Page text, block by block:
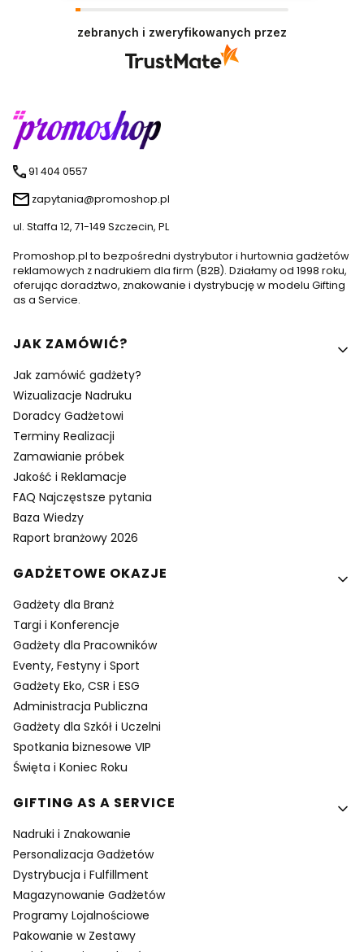
zebranych i zweryfikowanych przez
91 404 0557
zapytania@promoshop.pl
ul. Staffa 12, 71-149 Szczecin, PL
Promoshop.pl to bezpośredni dystrybutor i hurtownia gadżetów
reklamowych z nadrukiem dla firm (B2B). Działamy od 1998 roku,
oferując doradztwo, znakowanie i dystrybucję w modelu Gifting
as a Service.
Linki w stopce
JAK ZAMÓWIĆ?
Jak zamówić gadżety?
Wizualizacje Nadruku
Doradcy Gadżetowi
Terminy Realizacji
Zamawianie próbek
Jakość i Reklamacje
FAQ Najczęstsze pytania
Baza Wiedzy
Raport branżowy 2026
GADŻETOWE OKAZJE
Gadżety dla Branż
Targi i Konferencje
Gadżety dla Pracowników
Eventy, Festyny i Sport
Gadżety Eko, CSR i ESG
Administracja Publiczna
Gadżety dla Szkół i Uczelni
Spotkania biznesowe VIP
Święta i Koniec Roku
GIFTING AS A SERVICE
Nadruki i Znakowanie
Personalizacja Gadżetów
Dystrybucja i Fulfillment
Magazynowanie Gadżetów
Programy Lojalnościowe
Pakowanie w Zestawy